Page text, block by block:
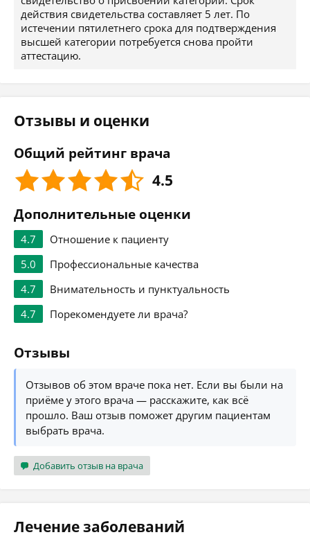
действия свидетельства составляет 5 лет. По
истечении пятилетнего срока для подтверждения
высшей категории потребуется снова пройти
аттестацию.
Отзывы и оценки
Общий рейтинг врача
4.5
Дополнительные оценки
4.7
Отношение к пациенту
5.0
Профессиональные качества
4.7
Внимательность и пунктуальность
4.7
Порекомендуете ли врача?
Отзывы
Отзывов об этом враче пока нет. Если вы были на
приёме у этого врача — расскажите, как всё
прошло. Ваш отзыв поможет другим пациентам
выбрать врача.
Добавить отзыв на врача
Лечение заболеваний